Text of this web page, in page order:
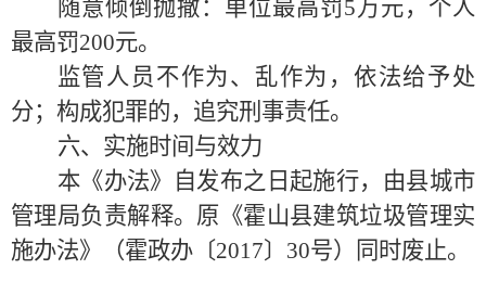
随意倾倒抛撒：单位最高罚5万元，个人
最高罚200元。
监管人员不作为、乱作为，依法给予处
分；构成犯罪的，追究刑事责任。
六、实施时间与效力
本《办法》自发布之日起施行，由县城市
管理局负责解释。原《霍山县建筑垃圾管理实
施办法》（霍政办〔2017〕30号）同时废止。